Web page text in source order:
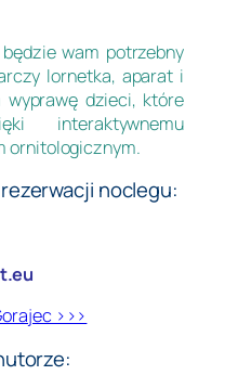
wam potrzebny
lornetka, aparat i
wyprawę dzieci, które
interaktywnemu
ornitologicznym.
noclegu:
>>>